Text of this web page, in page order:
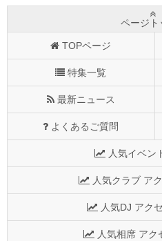
ページト
TOPページ
特集一覧
最新ニュース
よくあるご質問
人気イベン
人気クラブ ア
人気DJ アク
人気相席 アク